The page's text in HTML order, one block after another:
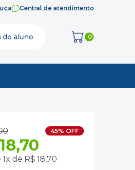
Central de atendimento
do aluno 0
45% OFF
de R$ 18,70